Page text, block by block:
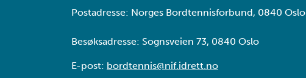
Postadresse: Norges Bordtennisforbund, 0840 Oslo
Besøksadresse: Sognsveien 73, 0840 Oslo
E-post: bordtennis@nif.idrett.no